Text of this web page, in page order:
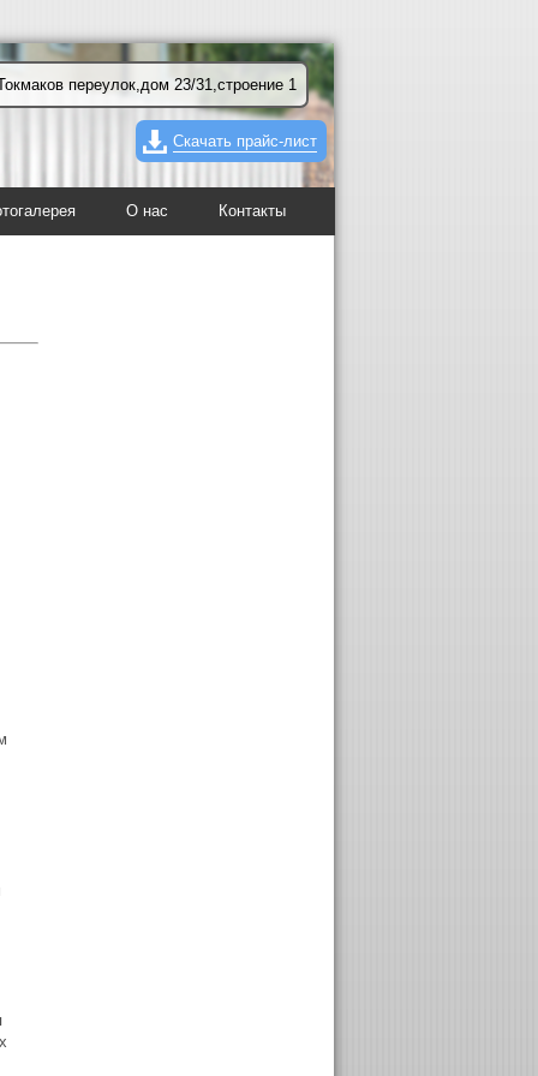
переулок,дом 23/31,строение 1
Скачать прайс-лист
О нас Контакты